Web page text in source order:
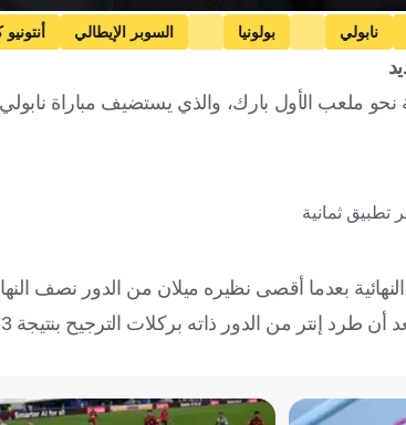
نابولي بولونيا السوبر الإيطالي
المملكة العربية السعودية
نحو ملعب الأول بارك، والذي يستضيف مباراة
تطبيق ثمانية
بعدما أقصى نظيره ميلان من الدور نصف